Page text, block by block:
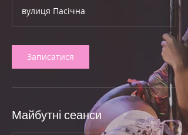
3
0
в
вулиця Пасічна
Записатися
Майбутні сеанси